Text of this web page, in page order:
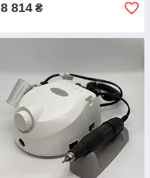
8 814 ₴